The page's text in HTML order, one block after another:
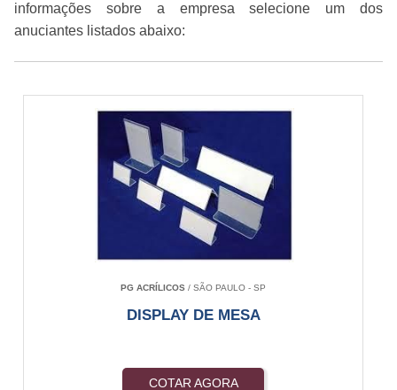
informações sobre a empresa selecione um dos
anuciantes listados abaixo:
PG ACRÍLICOS / SÃO PAULO - SP
DISPLAY DE MESA
COTAR AGORA